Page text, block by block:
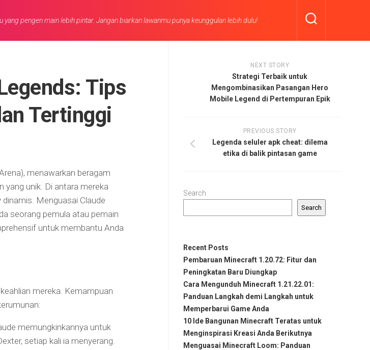
pengen main lebih pintar. Jangan biarkan lawanmu punya keunggulan lebih dulu!
Tips
Tertinggi
menawarkan beragam
yang unik. Di antara mereka
Menguasai Claude
seorang pemula atau pemain
untuk membantu Anda
mereka. Kemampuan
memungkinkannya untuk
setiap kali ia menyerang.
NEXT STORY
Strategi Terbaik untuk
Mengombinasikan Pasangan Hero
Mobile Legend di Pertempuran Epik
PREVIOUS STORY
Legenda seluler apk cheat: dilema
etika di balik pintasan game
Search
Search
Recent Posts
Pembaruan Minecraft 1.20.72: Fitur dan
Peningkatan Baru Diungkap
Cara Mengunduh Minecraft 1.21.22.01:
Panduan Langkah demi Langkah untuk
Memperbarui Game Anda
10 Ide Bangunan Minecraft Teratas untuk
Menginspirasi Kreasi Anda Berikutnya
Menguasai Minecraft Loom: Panduan